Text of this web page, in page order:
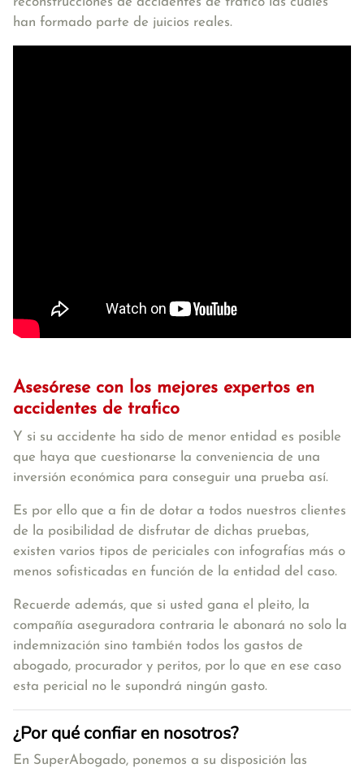
han formado parte de juicios reales.
Asesórese con los mejores expertos en
accidentes de trafico
Y si su accidente ha sido de menor entidad es posible
que haya que cuestionarse la conveniencia de una
inversión económica para conseguir una prueba así.
Es por ello que a fin de dotar a todos nuestros clientes
de la posibilidad de disfrutar de dichas pruebas,
existen varios tipos de periciales con infografías más o
menos sofisticadas en función de la entidad del caso.
Recuerde además, que si usted gana el pleito, la
compañía aseguradora contraria le abonará no solo la
indemnización sino también todos los gastos de
abogado, procurador y peritos, por lo que en ese caso
esta pericial no le supondrá ningún gasto.
¿Por qué confiar en nosotros?
En SuperAbogado, ponemos a su disposición las